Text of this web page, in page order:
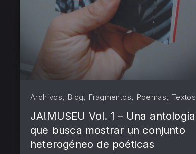
Archivos Blog Fragmentos Poemas Textos
JA!MUSEU Vol. 1 – Una antología
que busca mostrar un conjunto
heterogéneo de poéticas